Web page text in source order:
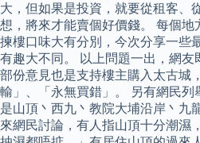
大，但如果是投資，就要從租客、
想，將來才能賣個好價錢。 每個地
揀樓口味大有分別，今次分享一些
有趣大不同。 以上問題一出，網友
部份意見也是支持樓主購入太古城
輸」、「永無買錯」。 另有網民列
是山頂丶西九丶教院大埔沿岸丶九
來網民討論，有人指山頂十分潮濕